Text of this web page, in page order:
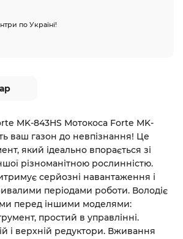
по Україні!
MK-843HS Мотокоса Forte MK-
ваш газон до невпізнання! Це
який ідеально впорається зі
різноманітною рослинністю.
серйозні навантаження і
періодами роботи. Володіє
перед іншими моделями:
простий в управлінні.
і верхній редуктори. Вживання